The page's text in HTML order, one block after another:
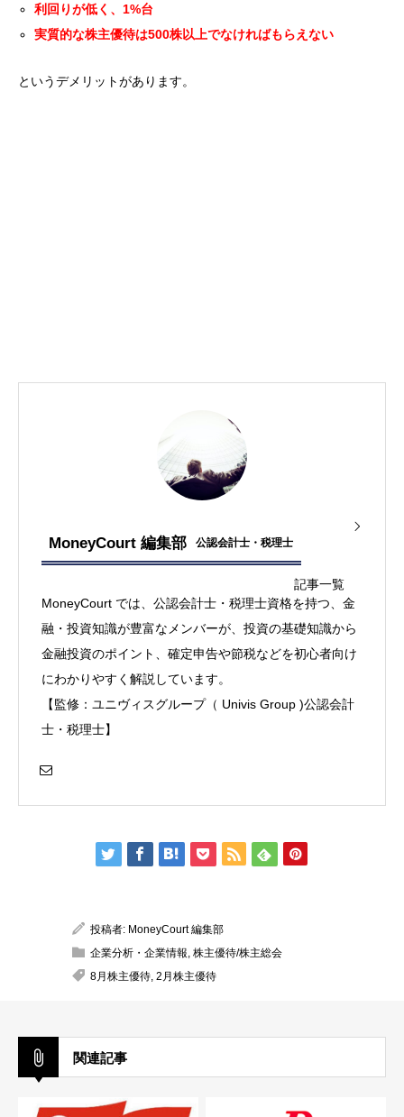
利回りが低く、1%台
実質的な株主優待は500株以上でなければもらえない
というデメリットがあります。
MoneyCourt 編集部 公認会計士・税理士
記事一覧
MoneyCourt では、公認会計士・税理士資格を持つ、金
融・投資知識が豊富なメンバーが、投資の基礎知識から
金融投資のポイント、確定申告や節税などを初心者向け
にわかりやすく解説しています。
【監修：ユニヴィスグループ（ Univis Group )公認会計
士・税理士】
投稿者: MoneyCourt 編集部
企業分析・企業情報, 株主優待/株主総会
8月株主優待, 2月株主優待
関連記事